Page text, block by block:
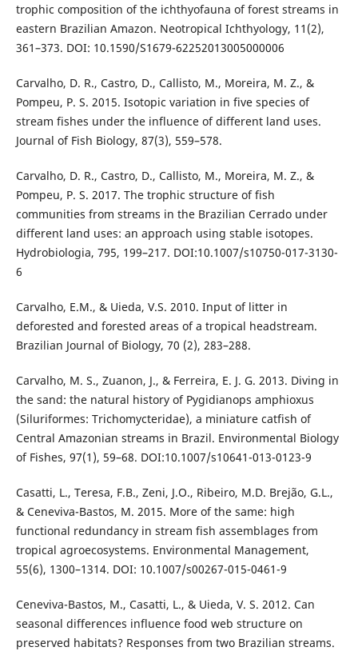
trophic composition of the ichthyofauna of forest streams in
eastern Brazilian Amazon. Neotropical Ichthyology, 11(2),
361–373. DOI: 10.1590/S1679-62252013005000006
Carvalho, D. R., Castro, D., Callisto, M., Moreira, M. Z., &
Pompeu, P. S. 2015. Isotopic variation in five species of
stream fishes under the influence of different land uses.
Journal of Fish Biology, 87(3), 559–578.
Carvalho, D. R., Castro, D., Callisto, M., Moreira, M. Z., &
Pompeu, P. S. 2017. The trophic structure of fish
communities from streams in the Brazilian Cerrado under
different land uses: an approach using stable isotopes.
Hydrobiologia, 795, 199–217. DOI:10.1007/s10750-017-3130-
6
Carvalho, E.M., & Uieda, V.S. 2010. Input of litter in
deforested and forested areas of a tropical headstream.
Brazilian Journal of Biology, 70 (2), 283–288.
Carvalho, M. S., Zuanon, J., & Ferreira, E. J. G. 2013. Diving in
the sand: the natural history of Pygidianops amphioxus
(Siluriformes: Trichomycteridae), a miniature catfish of
Central Amazonian streams in Brazil. Environmental Biology
of Fishes, 97(1), 59–68. DOI:10.1007/s10641-013-0123-9
Casatti, L., Teresa, F.B., Zeni, J.O., Ribeiro, M.D. Brejão, G.L.,
& Ceneviva-Bastos, M. 2015. More of the same: high
functional redundancy in stream fish assemblages from
tropical agroecosystems. Environmental Management,
55(6), 1300–1314. DOI: 10.1007/s00267-015-0461-9
Ceneviva-Bastos, M., Casatti, L., & Uieda, V. S. 2012. Can
seasonal differences influence food web structure on
preserved habitats? Responses from two Brazilian streams.